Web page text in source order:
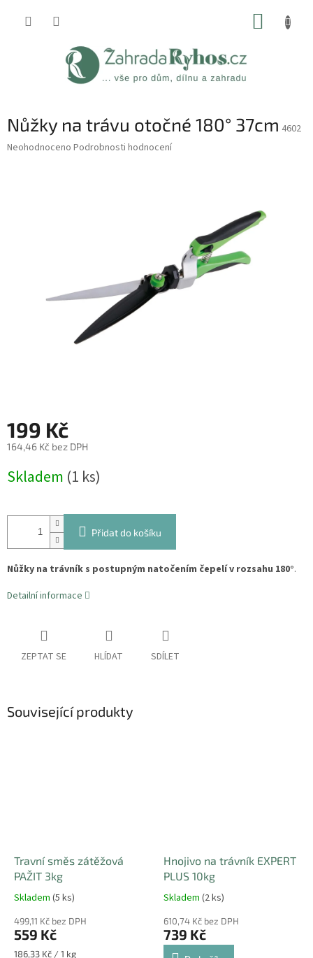
Nůžky na trávu otočné 180° 37cm 4602
Průměrné
Neohodnoceno Podrobnosti hodnocení
199 Kč
164,46 Kč bez DPH
cena:
Skladem (1 ks)
Přidat do košíku
Nůžky na trávník s postupným natočením čepelí v rozsahu 180°.
Detailní informace
ZEPTAT SE HLÍDAT SDÍLET
Související produkty
Travní směs zátěžová
PAŽIT 3kg
Skladem (5 ks)
499,11 Kč bez DPH
559 Kč
Měrná
186,33 Kč / 1 kg
Hnojivo na trávník EXPERT
PLUS 10kg
Skladem (2 ks)
610,74 Kč bez DPH
739 Kč